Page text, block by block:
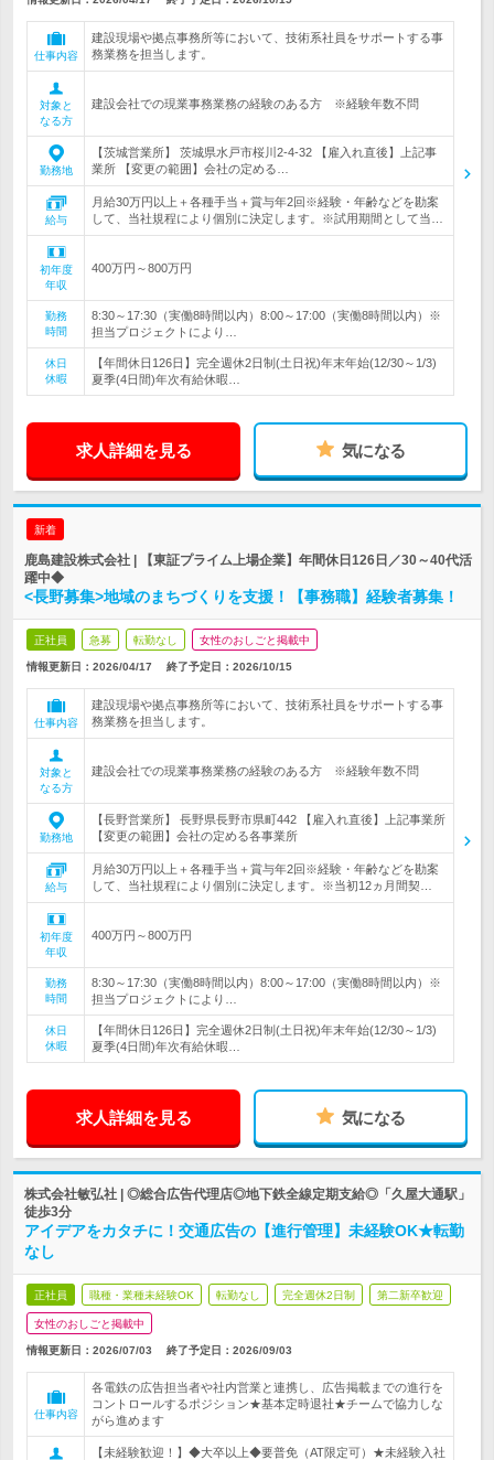
仕事内容
建設現場や拠点事務所等において、技術系社員をサポートする事
務業務を担当します。
対象と
なる方
建設会社での現業事務業務の経験のある方 ※経験年数不問
勤務地
【茨城営業所】 茨城県水戸市桜川2-4-32 【雇入れ直後】上記事
業所 【変更の範囲】会社の定める…
給与
月給30万円以上＋各種手当＋賞与年2回※経験・年齢などを勘案
して、当社規程により個別に決定します。※試用期間として当…
初年度
年収
400万円～800万円
勤務
時間
8:30～17:30（実働8時間以内）8:00～17:00（実働8時間以内）※
担当プロジェクトにより…
休日
休暇
【年間休日126日】完全週休2日制(土日祝)年末年始(12/30～1/3)
夏季(4日間)年次有給休暇…
求人詳細を見る 気になる
新着
鹿島建設株式会社 | 【東証プライム上場企業】年間休日126日／30～40代活
躍中◆
<長野募集>地域のまちづくりを支援！【事務職】経験者募集！
正社員 急募 転勤なし 女性のおしごと掲載中
情報更新日：2026/04/17 終了予定日： 2026/10/15
仕事内容
建設現場や拠点事務所等において、技術系社員をサポートする事
務業務を担当します。
対象と
なる方
建設会社での現業事務業務の経験のある方 ※経験年数不問
勤務地
【長野営業所】 長野県長野市県町442 【雇入れ直後】上記事業所
【変更の範囲】会社の定める各事業所
給与
月給30万円以上＋各種手当＋賞与年2回※経験・年齢などを勘案
して、当社規程により個別に決定します。※当初12ヵ月間契…
初年度
年収
400万円～800万円
勤務
時間
8:30～17:30（実働8時間以内）8:00～17:00（実働8時間以内）※
担当プロジェクトにより…
休日
休暇
【年間休日126日】完全週休2日制(土日祝)年末年始(12/30～1/3)
夏季(4日間)年次有給休暇…
求人詳細を見る 気になる
株式会社敏弘社 | ◎総合広告代理店◎地下鉄全線定期支給◎「久屋大通駅」
徒歩3分
アイデアをカタチに！交通広告の【進行管理】未経験OK★転勤
なし
正社員 職種・業種未経験OK 転勤なし 完全週休2日制 第二新卒歓迎
女性のおしごと掲載中
情報更新日：2026/07/03 終了予定日： 2026/09/03
仕事内容
各電鉄の広告担当者や社内営業と連携し、広告掲載までの進行を
コントロールするポジション★基本定時退社★チームで協力しな
がら進めます
【未経験歓迎！】◆大卒以上◆要普免（AT限定可）★未経験入社